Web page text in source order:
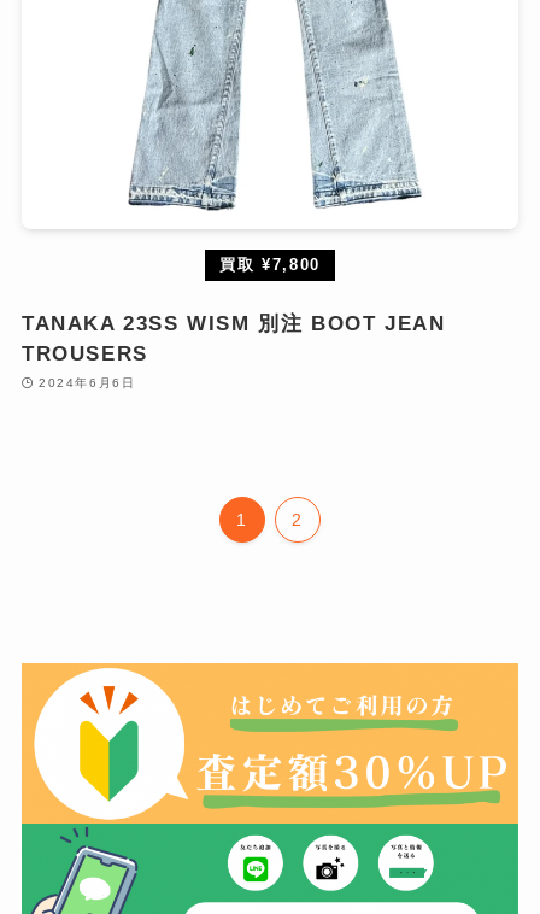
買取 ¥7,800
TANAKA 23SS WISM 別注 BOOT JEAN
TROUSERS
2024年6月6日
1 2